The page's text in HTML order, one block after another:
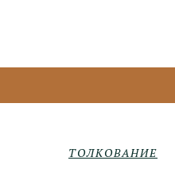
ТОЛКОВАНИЕ